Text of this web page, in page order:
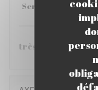
Service
très bien.